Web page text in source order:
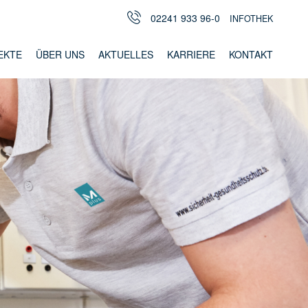
02241 933 96-0 INFOTHEK
ÜBER UNS AKTUELLES KARRIERE KONTAKT